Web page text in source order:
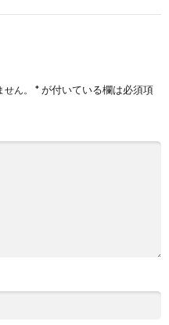
ん。 *が付いている欄は必須項